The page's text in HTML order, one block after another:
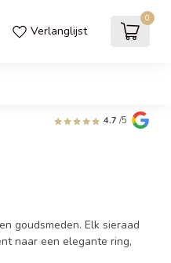
Verlanglijst
0
4.7 /5
goudsmeden. Elk sieraad
naar een elegante ring,